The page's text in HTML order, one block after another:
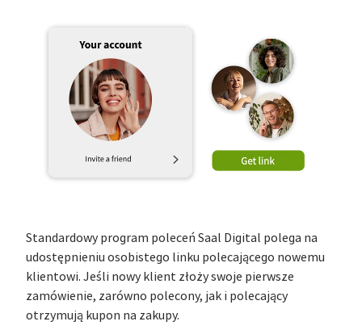
Standardowy program poleceń Saal Digital polega na
udostępnieniu osobistego linku polecającego nowemu
klientowi. Jeśli nowy klient złoży swoje pierwsze
zamówienie, zarówno polecony, jak i polecający
otrzymują kupon na zakupy.